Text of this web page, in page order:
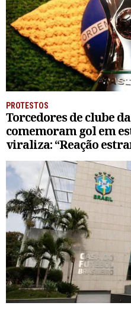
PROTESTOS
Torcedores de clube
comemoram gol em
viraliza: “Reação